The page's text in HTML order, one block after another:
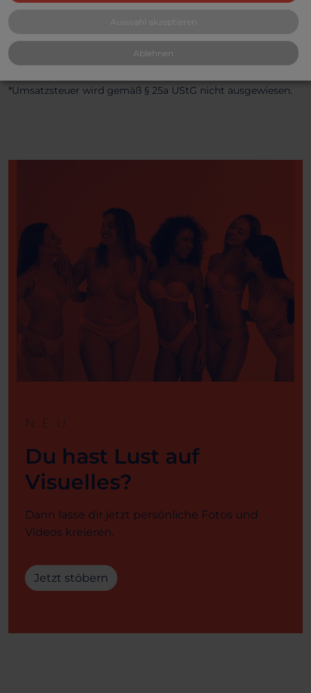
Aroma , weiblich , dufted , verführerisch , verspielt
*Umsatzsteuer wird gemäß § 25a UStG nicht ausgewiesen.
NEU
Du hast Lust auf
Visuelles?
Dann lasse dir jetzt persönliche Fotos und
Videos kreieren.
Jetzt stöbern
Ablehnen
Auswahl akzeptieren